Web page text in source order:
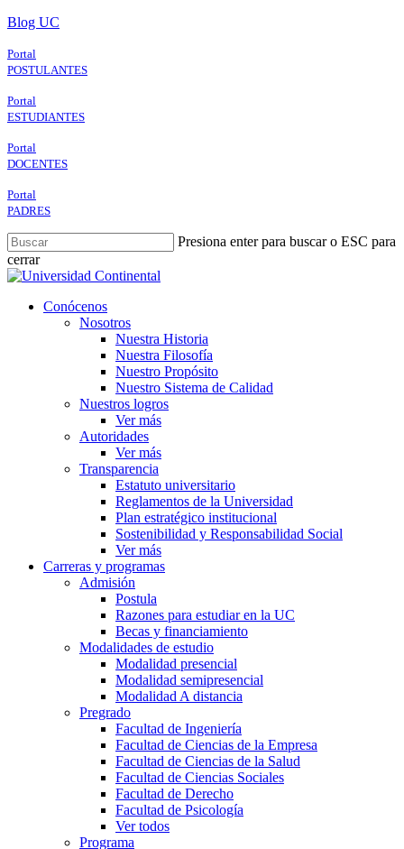
Skip
main
content
Blog UC
Portal
POSTULANTES
Portal
ESTUDIANTES
Portal
DOCENTES
Portal
PADRES
Presiona enter para buscar o ESC para
cerrar
Close
search
Menu
Conócenos
Nosotros
Nuestra Historia
Nuestra Filosofía
Nuestro Propósito
Nuestro Sistema de Calidad
Nuestros logros
Ver más
Autoridades
Ver más
Transparencia
Estatuto universitario
Reglamentos de la Universidad
Plan estratégico institucional
Sostenibilidad y Responsabilidad Social
Ver más
Carreras y programas
Admisión
Postula
Razones para estudiar en la UC
Becas y financiamiento
Modalidades de estudio
Modalidad presencial
Modalidad semipresencial
Modalidad A distancia
Pregrado
Facultad de Ingeniería
Facultad de Ciencias de la Empresa
Facultad de Ciencias de la Salud
Facultad de Ciencias Sociales
Facultad de Derecho
Facultad de Psicología
Ver todos
Programa